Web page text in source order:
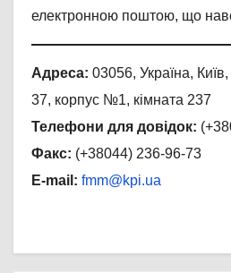
електронною поштою, що
Адреса: 03056, Україна,
37, корпус №1, кімната 237
Телефони для довідок:
Факс: (+38044) 236-96-73
E-mail: fmm@kpi.ua